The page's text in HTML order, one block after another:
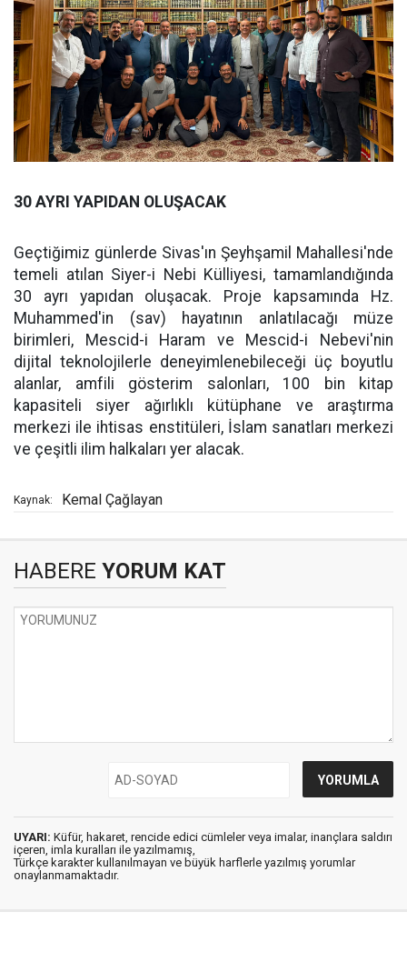
30 AYRI YAPIDAN OLUŞACAK
Geçtiğimiz günlerde Sivas'ın Şeyhşamil Mahallesi'nde
temeli atılan Siyer-i Nebi Külliyesi, tamamlandığında
30 ayrı yapıdan oluşacak. Proje kapsamında Hz.
Muhammed'in (sav) hayatının anlatılacağı müze
birimleri, Mescid-i Haram ve Mescid-i Nebevi'nin
dijital teknolojilerle deneyimlenebileceği üç boyutlu
alanlar, amfili gösterim salonları, 100 bin kitap
kapasiteli siyer ağırlıklı kütüphane ve araştırma
merkezi ile ihtisas enstitüleri, İslam sanatları merkezi
ve çeşitli ilim halkaları yer alacak.
Kaynak: Kemal Çağlayan
HABERE YORUM KAT
UYARI: Küfür, hakaret, rencide edici cümleler veya imalar, inançlara saldırı
içeren, imla kuralları ile yazılmamış,
Türkçe karakter kullanılmayan ve büyük harflerle yazılmış yorumlar
onaylanmamaktadır.